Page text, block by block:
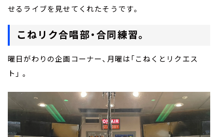
せるライブを見せてくれたそうです。
こねリク合唱部・合同練習。
曜日がわりの企画コーナー、月曜は「こねくとリクエス
ト」 。